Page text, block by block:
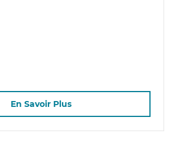
En Savoir Plus